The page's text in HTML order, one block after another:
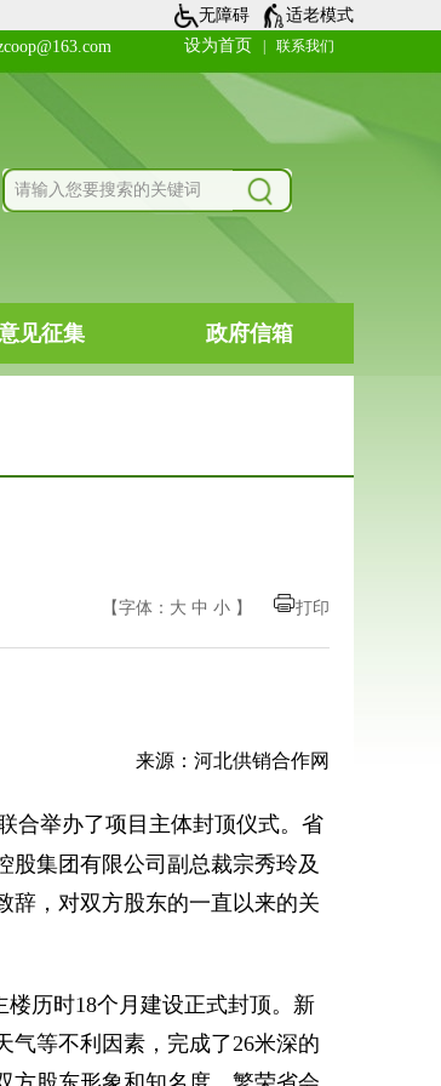
无障碍 适老模式
【字体： 大 中 小 】 打印
来源：河北供销合作网
合举办了项目主体封顶仪式。省
股集团有限公司副总裁宗秀玲及
辞，对双方股东的一直以来的关
历时18个月建设正式封顶。新
气等不利因素，完成了26米深的